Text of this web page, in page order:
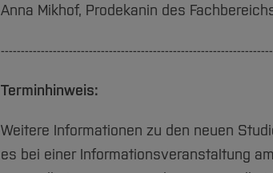
Anna Mikhof, Prodekanin des
Terminhinweis:
Weitere Informationen zu den neuen
es bei einer Informationsveranstaltung